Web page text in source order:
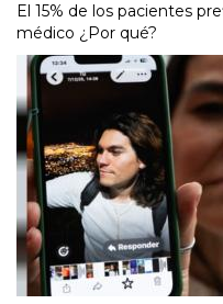
El 15% de los pacientes
médico ¿Por qué?